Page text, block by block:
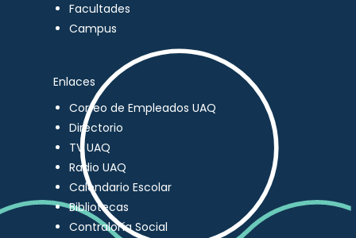
Facultades
Campus
Enlaces
Correo de Empleados UAQ
Directorio
TV UAQ
Radio UAQ
Calendario Escolar
Bibliotecas
Contraloría Social